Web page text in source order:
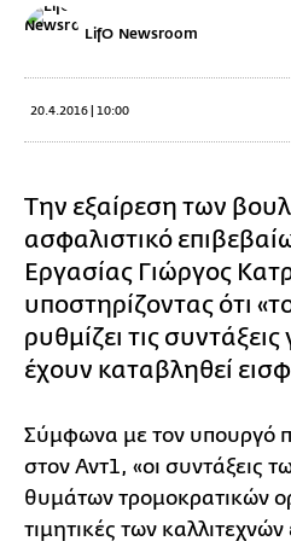
LifO Newsroom
20.4.2016 | 10:00
Την εξαίρεση των
ασφαλιστικό
Εργασίας Γιώργος
υποστηρίζοντας ότι
ρυθμίζει τις συντάξεις
έχουν καταβληθεί
Σύμφωνα με τον υπουργό
στον Αντ1, «οι συντάξεις
θυμάτων τρομοκρατικών
τιμητικές των καλλιτεχνών